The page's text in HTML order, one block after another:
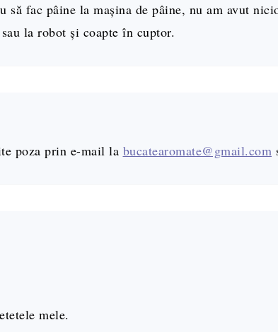
să fac pâine la mașina de pâine, nu am avut
la robot și coapte în cuptor.
poza prin e-mail la bucatearomate@gmail.com
mele.